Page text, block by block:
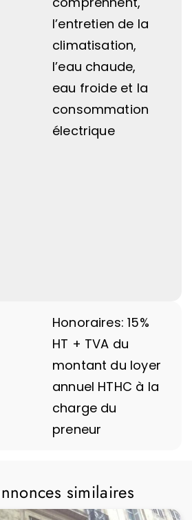
l’entretien de la
climatisation,
l’eau chaude,
eau froide et la
consommation
électrique
Honoraires: 15%
HT + TVA du
montant du loyer
annuel HTHC à la
charge du
preneur
similaires